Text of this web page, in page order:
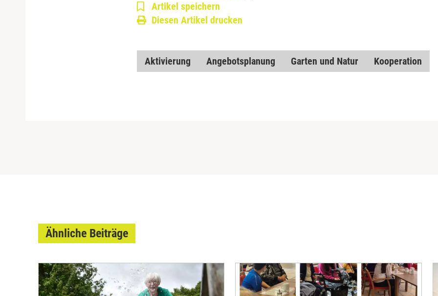
Artikel speichern
Diesen Artikel drucken
Aktivierung Angebotsplanung Garten und Natur Kooperation
Ähnliche Beiträge